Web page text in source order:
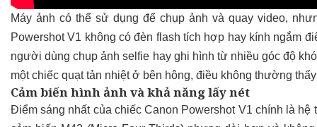
Máy ảnh có thể sử dụng để chụp ảnh và quay video,
Powershot V1 không có đèn flash tích hợp hay kính ngắm
người dùng chụp ảnh selfie hay ghi hình từ nhiều góc độ
một chiếc quạt tản nhiệt ở bên hông, điều không thường
Cảm biến hình ảnh và khả năng lấy nét
Điểm sáng nhất của chiếc Canon Powershot V1 chính là